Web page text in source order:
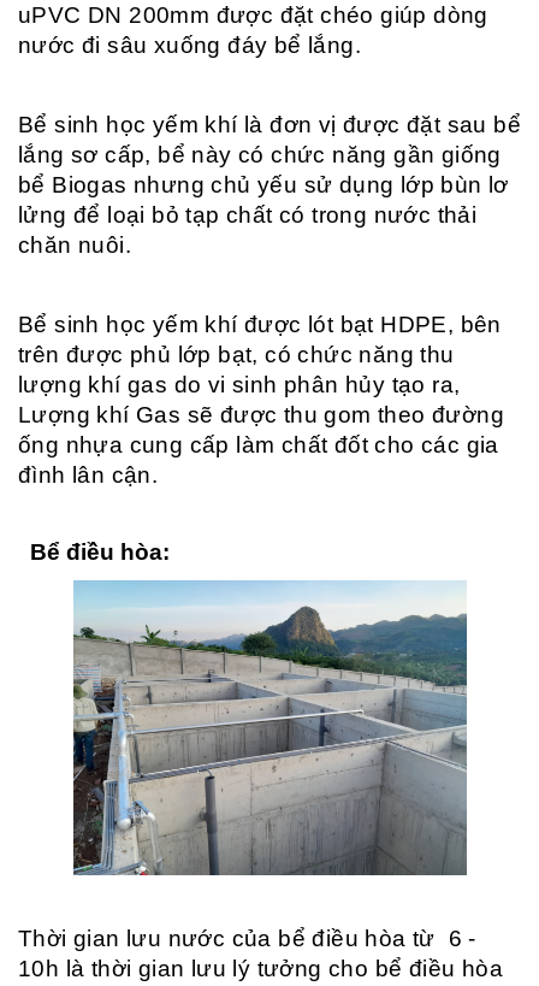
uPVC DN 200mm được đặt chéo giúp dòng
nước đi sâu xuống đáy bể lắng.
Bể sinh học yếm khí là đơn vị được đặt sau bể
lắng sơ cấp, bể này có chức năng gần giống
bể Biogas nhưng chủ yếu sử dụng lớp bùn lơ
lửng để loại bỏ tạp chất có trong nước thải
chăn nuôi.
Bể sinh học yếm khí được lót bạt HDPE, bên
trên được phủ lớp bạt, có chức năng thu
lượng khí gas do vi sinh phân hủy tạo ra,
Lượng khí Gas sẽ được thu gom theo đường
ống nhựa cung cấp làm chất đốt cho các gia
đình lân cận.
Bể điều hòa:
Thời gian lưu nước của bể điều hòa từ 6 -
10h là thời gian lưu lý tưởng cho bể điều hòa